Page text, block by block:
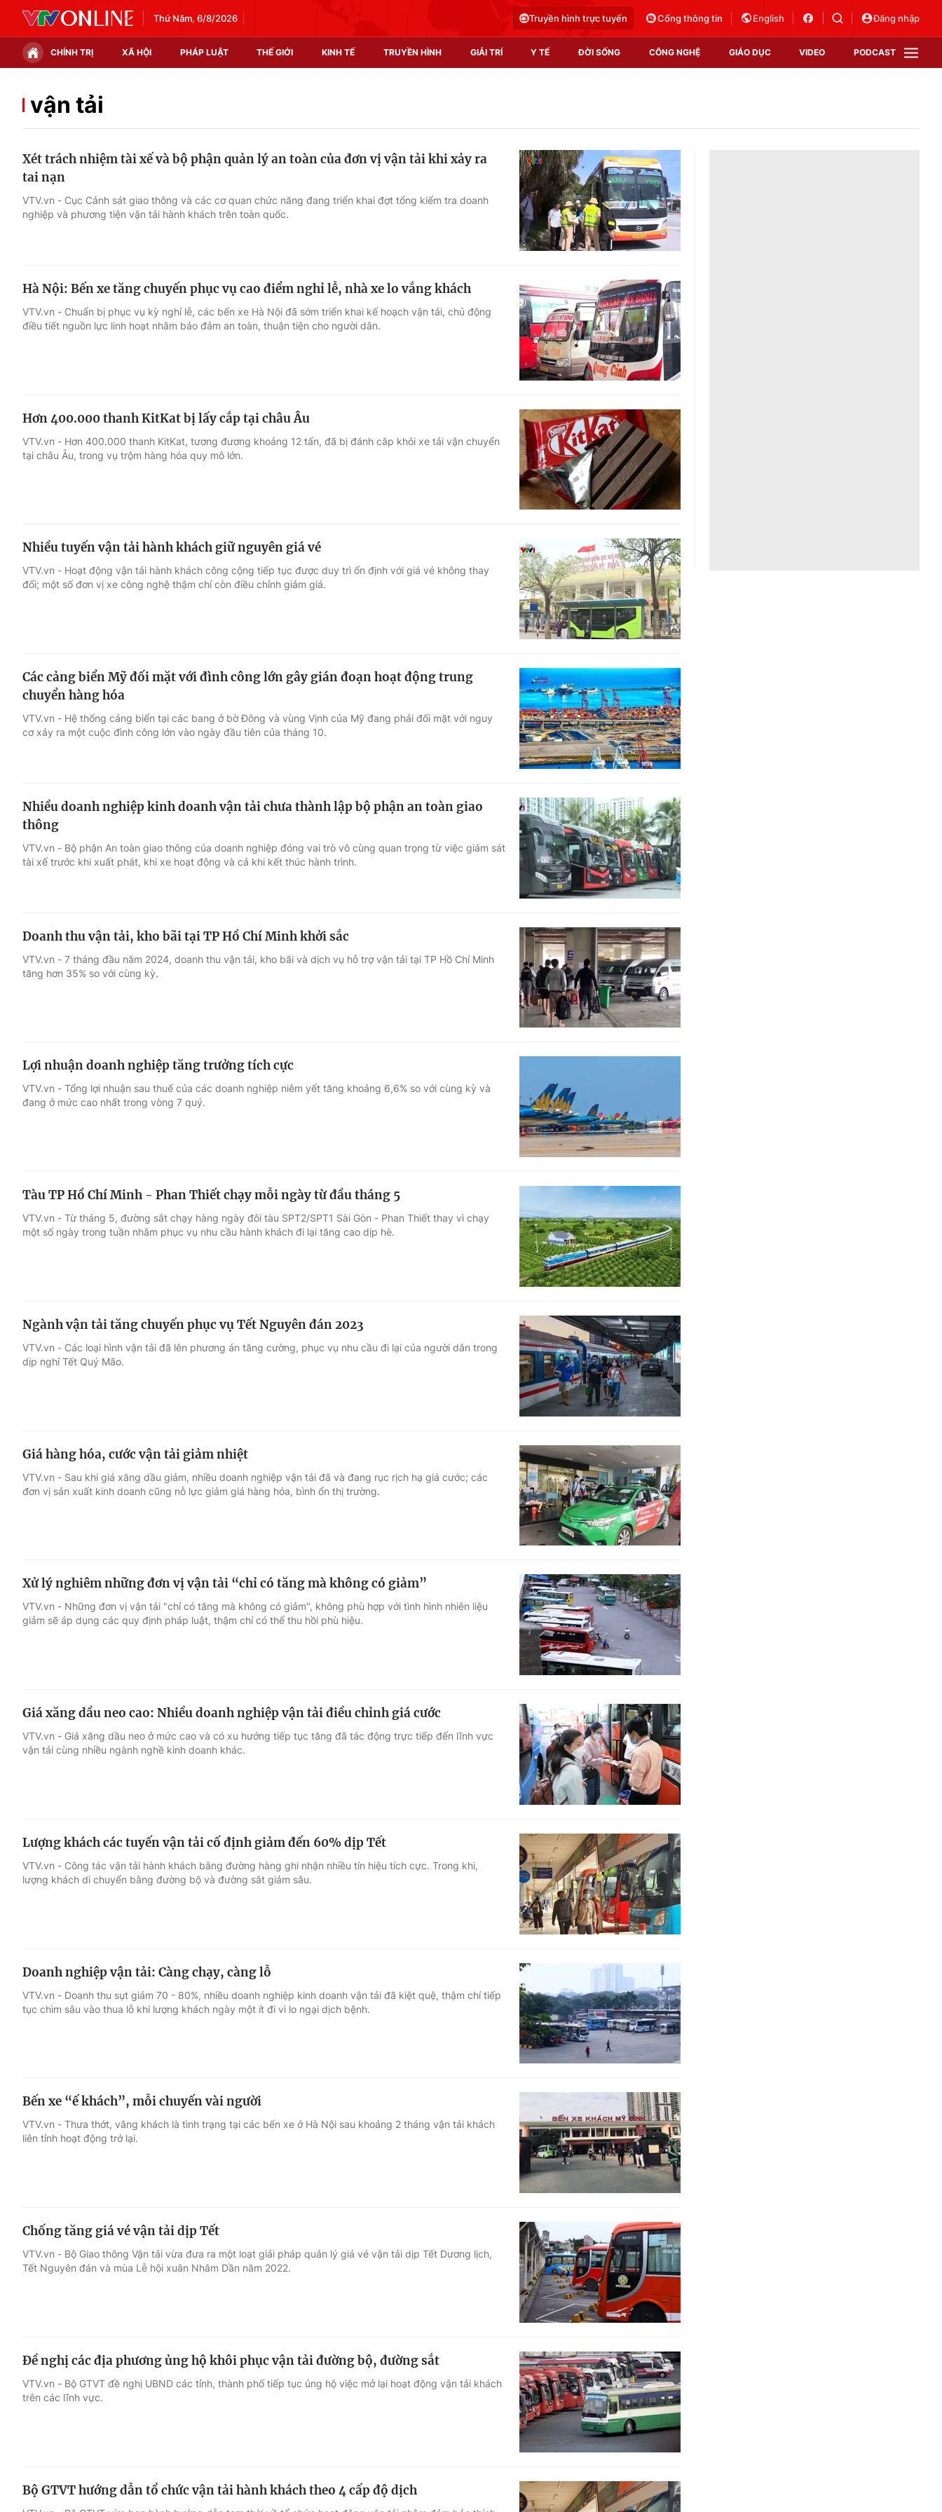
Thứ Năm, 6/8/2026 Truyền hình trực tuyến Cổng thông tin English Đăng nhập
CHÍNH TRỊ XÃ HỘI PHÁP LUẬT THẾ GIỚI KINH TẾ TRUYỀN HÌNH GIẢI TRÍ Y TẾ ĐỜI SỐNG CÔNG NGHỆ GIÁO DỤC VIDEO PODCAST
Chính trị
Tin tức
Thế giới đó đây
Câu chuyện quốc tế
Thị trường
Góc doanh nghiệp
Hậu trường
Giải sao mai
Video
Shorts video
Podcast
EMagazine
Infographic
Góc ảnh
Âm nhạc
Sao
Du lịch
Làm đẹp
Chất lượng cuộc sống
Học trực tuyến
Công nghệ
Hitech Công nghệ tương lai
Sản phẩm
Thị trường
Tư vấn
VTV Sức khoẻ
vận tải
Xét trách nhiệm tài xế và bộ phận quản lý an toàn của đơn vị vận tải khi xảy ra
tai nạn
VTV.vn - Cục Cảnh sát giao thông và các cơ quan chức năng đang triển khai đợt tổng kiểm tra doanh
nghiệp và phương tiện vận tải hành khách trên toàn quốc.
Hà Nội: Bến xe tăng chuyến phục vụ cao điểm nghỉ lễ, nhà xe lo vắng khách
VTV.vn - Chuẩn bị phục vụ kỳ nghỉ lễ, các bến xe Hà Nội đã sớm triển khai kế hoạch vận tải, chủ động
điều tiết nguồn lực linh hoạt nhằm bảo đảm an toàn, thuận tiện cho người dân.
Hơn 400.000 thanh KitKat bị lấy cắp tại châu Âu
VTV.vn - Hơn 400.000 thanh KitKat, tương đương khoảng 12 tấn, đã bị đánh cắp khỏi xe tải vận chuyển
tại châu Âu, trong vụ trộm hàng hóa quy mô lớn.
Nhiều tuyến vận tải hành khách giữ nguyên giá vé
VTV.vn - Hoạt động vận tải hành khách công cộng tiếp tục được duy trì ổn định với giá vé không thay
đổi; một số đơn vị xe công nghệ thậm chí còn điều chỉnh giảm giá.
Các cảng biển Mỹ đối mặt với đình công lớn gây gián đoạn hoạt động trung
chuyển hàng hóa
VTV.vn - Hệ thống cảng biển tại các bang ở bờ Đông và vùng Vịnh của Mỹ đang phải đối mặt với nguy
cơ xảy ra một cuộc đình công lớn vào ngày đầu tiên của tháng 10.
Nhiều doanh nghiệp kinh doanh vận tải chưa thành lập bộ phận an toàn giao
thông
VTV.vn - Bộ phận An toàn giao thông của doanh nghiệp đóng vai trò vô cùng quan trọng từ việc giám sát
tài xế trước khi xuất phát, khi xe hoạt động và cả khi kết thúc hành trình.
Doanh thu vận tải, kho bãi tại TP Hồ Chí Minh khởi sắc
VTV.vn - 7 tháng đầu năm 2024, doanh thu vận tải, kho bãi và dịch vụ hỗ trợ vận tải tại TP Hồ Chí Minh
tăng hơn 35% so với cùng kỳ.
Lợi nhuận doanh nghiệp tăng trưởng tích cực
VTV.vn - Tổng lợi nhuận sau thuế của các doanh nghiệp niêm yết tăng khoảng 6,6% so với cùng kỳ và
đang ở mức cao nhất trong vòng 7 quý.
Tàu TP Hồ Chí Minh - Phan Thiết chạy mỗi ngày từ đầu tháng 5
VTV.vn - Từ tháng 5, đường sắt chạy hàng ngày đôi tàu SPT2/SPT1 Sài Gòn - Phan Thiết thay vì chạy
một số ngày trong tuần nhằm phục vụ nhu cầu hành khách đi lại tăng cao dịp hè.
Ngành vận tải tăng chuyến phục vụ Tết Nguyên đán 2023
VTV.vn - Các loại hình vận tải đã lên phương án tăng cường, phục vụ nhu cầu đi lại của người dân trong
dịp nghỉ Tết Quý Mão.
Giá hàng hóa, cước vận tải giảm nhiệt
VTV.vn - Sau khi giá xăng dầu giảm, nhiều doanh nghiệp vận tải đã và đang rục rịch hạ giá cước; các
đơn vị sản xuất kinh doanh cũng nỗ lực giảm giá hàng hóa, bình ổn thị trường.
Xử lý nghiêm những đơn vị vận tải “chỉ có tăng mà không có giảm”
VTV.vn - Những đơn vị vận tải "chỉ có tăng mà không có giảm", không phù hợp với tình hình nhiên liệu
giảm sẽ áp dụng các quy định pháp luật, thậm chí có thể thu hồi phù hiệu.
Giá xăng dầu neo cao: Nhiều doanh nghiệp vận tải điều chỉnh giá cước
VTV.vn - Giá xăng dầu neo ở mức cao và có xu hướng tiếp tục tăng đã tác động trực tiếp đến lĩnh vực
vận tải cùng nhiều ngành nghề kinh doanh khác.
Lượng khách các tuyến vận tải cố định giảm đến 60% dịp Tết
VTV.vn - Công tác vận tải hành khách bằng đường hàng ghi nhận nhiều tín hiệu tích cực. Trong khi,
lượng khách di chuyển bằng đường bộ và đường sắt giảm sâu.
Doanh nghiệp vận tải: Càng chạy, càng lỗ
VTV.vn - Doanh thu sụt giảm 70 - 80%, nhiều doanh nghiệp kinh doanh vận tải đã kiệt quệ, thậm chí tiếp
tục chìm sâu vào thua lỗ khi lượng khách ngày một ít đi vì lo ngại dịch bệnh.
Bến xe “ế khách”, mỗi chuyến vài người
VTV.vn - Thưa thớt, vắng khách là tình trạng tại các bến xe ở Hà Nội sau khoảng 2 tháng vận tải khách
liên tỉnh hoạt động trở lại.
Chống tăng giá vé vận tải dịp Tết
VTV.vn - Bộ Giao thông Vận tải vừa đưa ra một loạt giải pháp quản lý giá vé vận tải dịp Tết Dương lịch,
Tết Nguyên đán và mùa Lễ hội xuân Nhâm Dần năm 2022.
Đề nghị các địa phương ủng hộ khôi phục vận tải đường bộ, đường sắt
VTV.vn - Bộ GTVT đề nghị UBND các tỉnh, thành phố tiếp tục ủng hộ việc mở lại hoạt động vận tải khách
trên các lĩnh vực.
Bộ GTVT hướng dẫn tổ chức vận tải hành khách theo 4 cấp độ dịch